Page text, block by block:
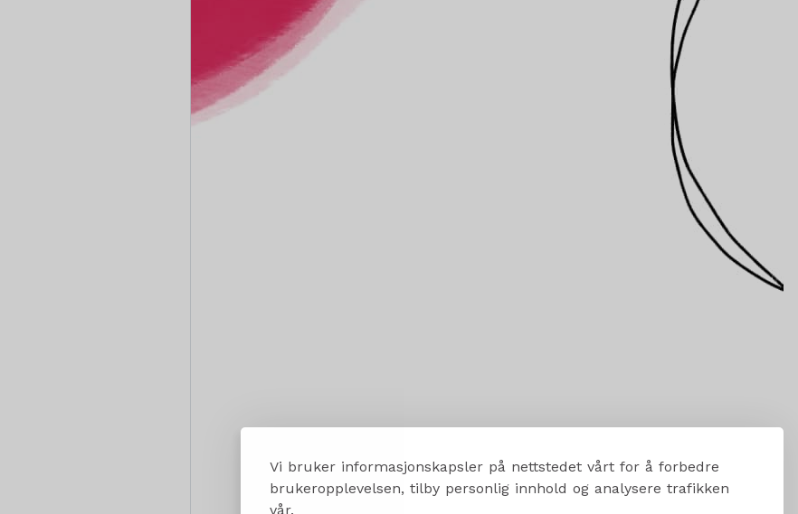
Vi bruker informasjonskapsler på nettstedet vårt for å forbedre
brukeropplevelsen, tilby personlig innhold og analysere trafikken
vår.